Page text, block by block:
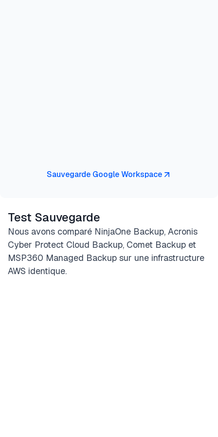
Sauvegarde Google Workspace
Test Sauvegarde
Nous avons comparé NinjaOne Backup, Acronis
Cyber Protect Cloud Backup, Comet Backup et
MSP360 Managed Backup sur une infrastructure
AWS identique.